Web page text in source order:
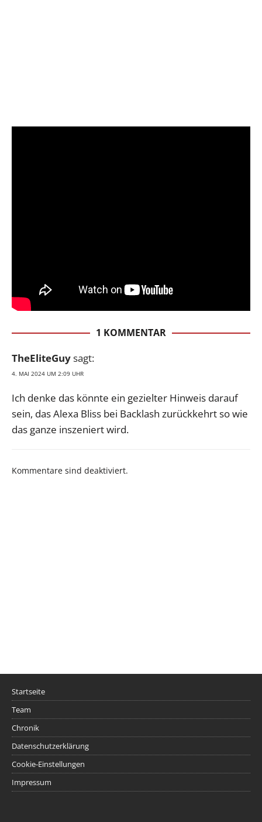
1 KOMMENTAR
TheEliteGuysagt:
4. MAI 2024 UM 2:09 UHR
Ich denke das könnte ein gezielter Hinweis darauf
sein, das Alexa Bliss bei Backlash zurückkehrt so wie
das ganze inszeniert wird.
Kommentare sind deaktiviert.
Startseite
Team
Chronik
Datenschutzerklärung
Cookie-Einstellungen
Impressum